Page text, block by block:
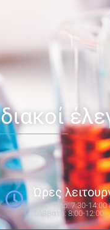
Ώρες
Δευ - Παρ: 7:30-14:00
Σάββατο: 8:00-12:00